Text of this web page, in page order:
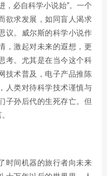
，必自科学小说始”。一个
欲求发展，如同盲人渴求
议。威尔斯的科学小说作
，激起对未来的遐想，更
考。尤其是在当今这个科
技术普及，电子产品推陈
人类对待科学技术谨慎与
子孙后代的生死存亡。但
时间机器的旅行者向未来